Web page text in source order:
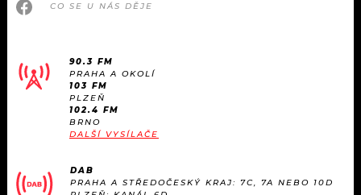
CO SE U NÁS DĚJE
90.3 FM
PRAHA A OKOLÍ
103 FM
PLZEŇ
102.4 FM
BRNO
DALŠÍ VYSÍLAČE
DAB
PRAHA A STŘEDOČESKÝ KRAJ: 7C, 7A NEBO 10D